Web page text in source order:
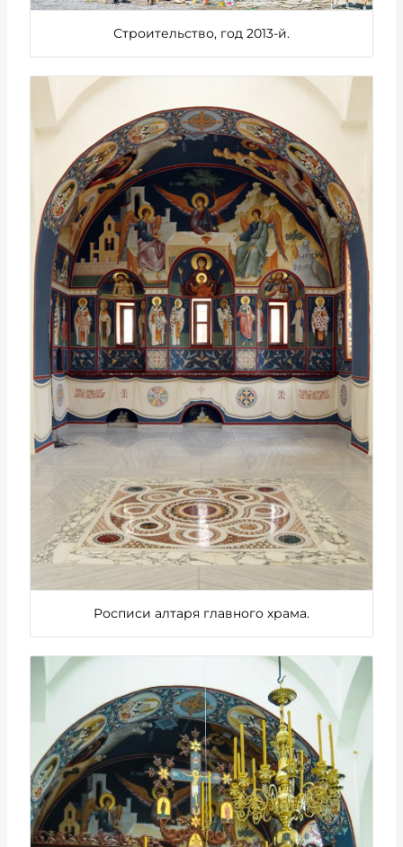
Строительство, год 2013-й.
Росписи алтаря главного храма.